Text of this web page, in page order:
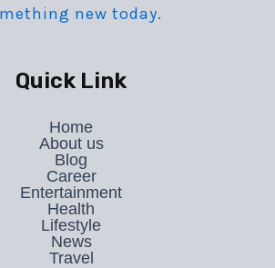
new today.
Quick Link
Home
About us
Blog
Career
Entertainment
Health
Lifestyle
News
Travel